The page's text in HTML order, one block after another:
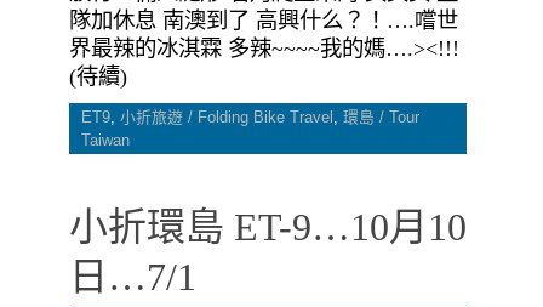
隊加休息 南澳到了 高興什么？！….嚐世
界最辣的冰淇霖 多辣~~~~我的媽….><!!!
(待續)
ET9, 小折旅遊 / Folding Bike Travel , 環島 / Tour
Taiwan
小折環島 ET-9…10月10
日…7/1